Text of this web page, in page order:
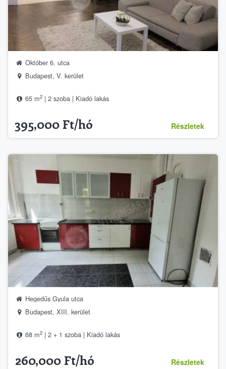
Október 6. utca
Budapest, V. kerület
65 m2 | 2 szoba | Kiadó lakás
395,000 Ft/hó Részletek
Hegedűs Gyula utca
Budapest, XIII. kerület
68 m2 | 2 + 1 szoba | Kiadó lakás
260,000 Ft/hó Részletek